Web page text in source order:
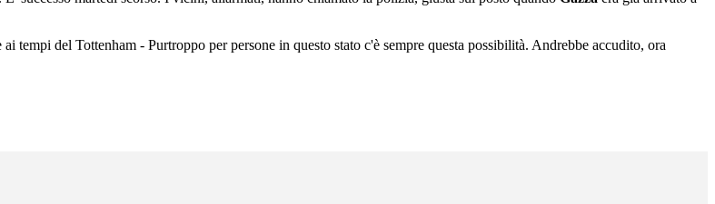
del Tottenham - Purtroppo per persone in questo stato c'è sempre questa possibilità. Andrebbe accudito, ora